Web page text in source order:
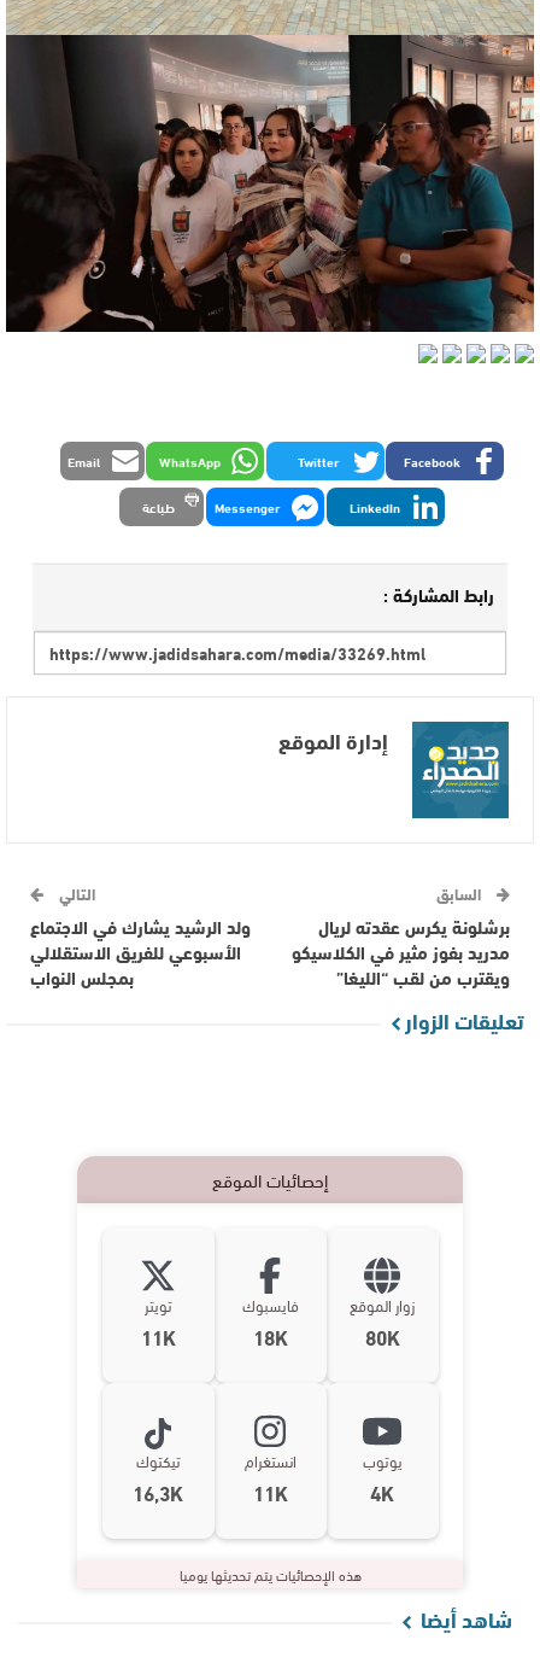
Facebook
Twitter
WhatsApp
Email
LinkedIn
Messenger طباعة
رابط المشاركة :
إدارة الموقع
السابق
برشلونة يكرس عقدته لريال
مدريد بفوز مثير في الكلاسيكو
ويقترب من لقب “الليغا”
التالي
ولد الرشيد يشارك في الاجتماع
الأسبوعي للفريق الاستقلالي
بمجلس النواب
تعليقات الزوار
إحصائيات الموقع
زوار الموقع
80K
فايسبوك
18K
تويتر
11K
يوتوب
4K
انستغرام
11K
تيكتوك
16,3K
هذه الإحصائيات يتم تحديثها يوميا
شاهد أيضا